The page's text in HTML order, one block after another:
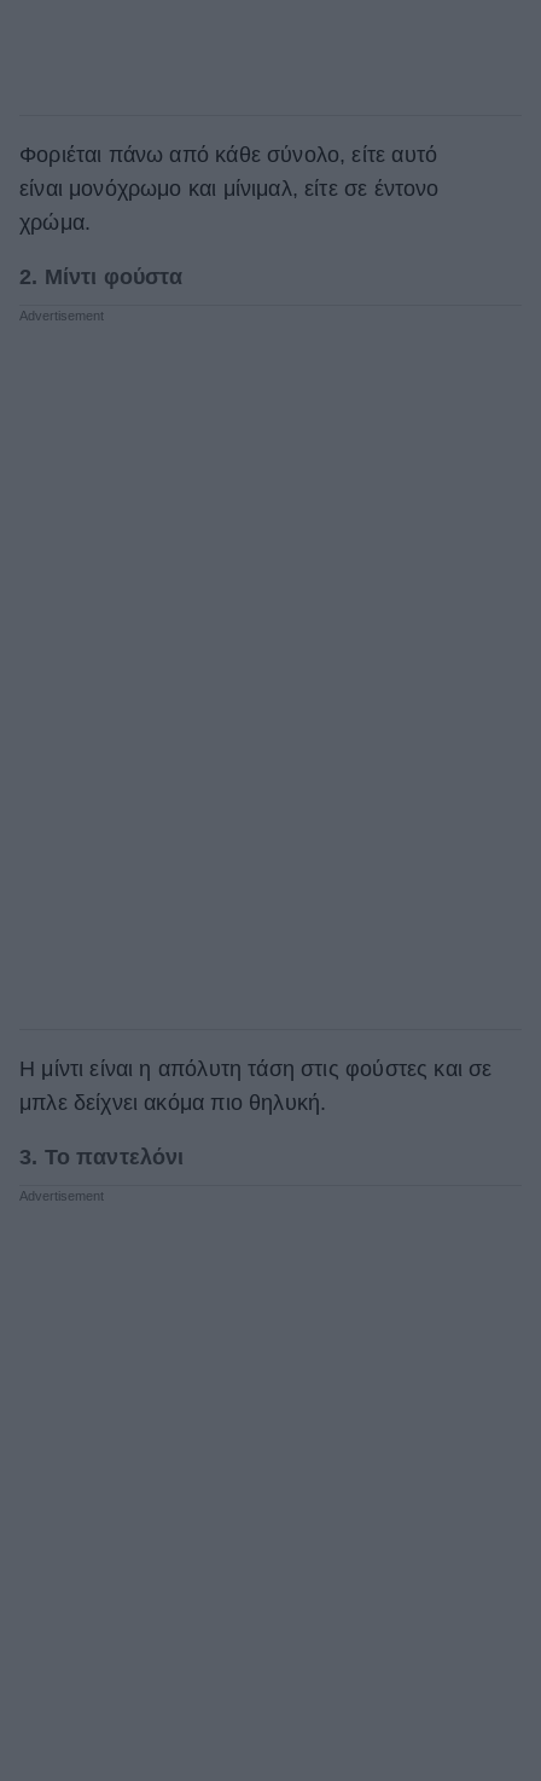
Φοριέται πάνω από κάθε σύνολο, είτε αυτό
είναι μονόχρωμο και μίνιμαλ, είτε σε έντονο
χρώμα.
2. Μίντι φούστα
Η μίντι είναι η απόλυτη τάση στις φούστες και σε
μπλε δείχνει ακόμα πιο θηλυκή.
3. To παντελόνι